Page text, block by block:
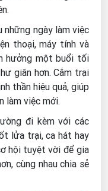
những ngày làm việc
thoại, máy tính và
hưởng một buổi tối
giãn hơn. Cắm trại
thần hiệu quả, giúp
làm việc mới.
đi kèm với các
lửa trại, ca hát hay
hội tuyệt vời để gia
cùng nhau chia sẻ